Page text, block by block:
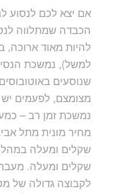
אם יצא לכם לנסוע
הכבדה שמתלווה
להיות מאוד ארוכה,
למשל), נמשכת
שנוסעים
מצומצם, לפעמים יש
נמשכת זמן רב –
שקלים ומעלה. מעבר
לקבוצה גדולה של